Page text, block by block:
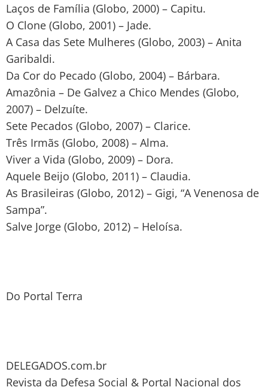
Laços de Família (Globo, 2000) – Capitu.
O Clone (Globo, 2001) – Jade.
A Casa das Sete Mulheres (Globo, 2003) – Anita
Garibaldi.
Da Cor do Pecado (Globo, 2004) – Bárbara.
Amazônia – De Galvez a Chico Mendes (Globo,
2007) – Delzuíte.
Sete Pecados (Globo, 2007) – Clarice.
Três Irmãs (Globo, 2008) – Alma.
Viver a Vida (Globo, 2009) – Dora.
Aquele Beijo (Globo, 2011) – Claudia.
As Brasileiras (Globo, 2012) – Gigi, “A Venenosa de
Sampa”.
Salve Jorge (Globo, 2012) – Heloísa.
Do Portal Terra
DELEGADOS.com.br
Revista da Defesa Social & Portal Nacional dos